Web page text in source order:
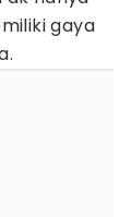
gaya